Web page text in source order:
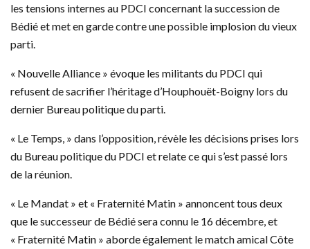
les tensions internes au PDCI concernant la succession de
Bédié et met en garde contre une possible implosion du vieux
parti.
« Nouvelle Alliance » évoque les militants du PDCI qui
refusent de sacrifier l’héritage d’Houphouët-Boigny lors du
dernier Bureau politique du parti.
« Le Temps, » dans l’opposition, révèle les décisions prises lors
du Bureau politique du PDCI et relate ce qui s’est passé lors
de la réunion.
« Le Mandat » et « Fraternité Matin » annoncent tous deux
que le successeur de Bédié sera connu le 16 décembre, et
« Fraternité Matin » aborde également le match amical Côte